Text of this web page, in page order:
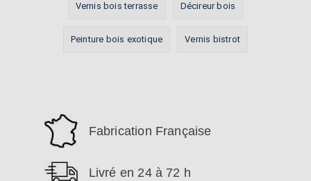
Vernis bois terrasse Décireur bois
Peinture bois exotique Vernis bistrot
Fabrication Française
Livré en 24 à 72 h